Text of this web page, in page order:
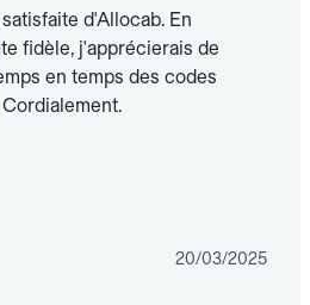
d'Allocab. En
fidèle, j'apprécierais de
en temps des codes
20/03/2025